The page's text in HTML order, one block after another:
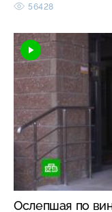
56428
Ослепшая по